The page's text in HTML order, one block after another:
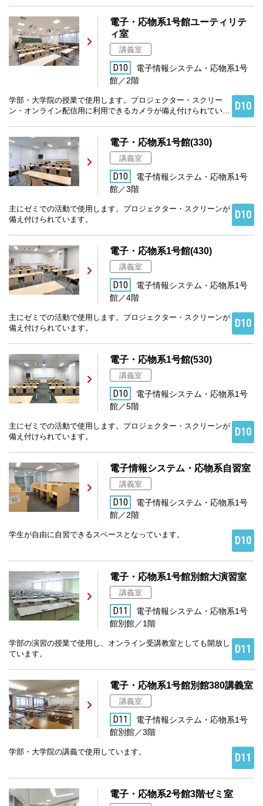
電子・応物系1号館ユーティリテ
ィ室
講義室
D10
電子情報システム・応物系1号
館／2階
学部・大学院の授業で使用します。プロジェクター・スクリー
ン・オンライン配信用に利用できるカメラが備え付けられていま
D10
電子・応物系1号館(330)
講義室
D10
電子情報システム・応物系1号
館／3階
主にゼミでの活動で使用します。プロジェクター・スクリーンが
備え付けられています。
D10
電子・応物系1号館(430)
講義室
D10
電子情報システム・応物系1号
館／4階
主にゼミでの活動で使用します。プロジェクター・スクリーンが
備え付けられています。
D10
電子・応物系1号館(530)
講義室
D10
電子情報システム・応物系1号
館／5階
主にゼミでの活動で使用します。プロジェクター・スクリーンが
備え付けられています。
D10
電子情報システム・応物系自習室
講義室
D10
電子情報システム・応物系1号
館／2階
学生が自由に自習できるスペースとなっています。 D10
電子・応物系1号館別館大演習室
講義室
D11
電子情報システム・応物系1号
館別館／1階
学部の演習の授業で使用し、オンライン受講教室としても開放し
ています。
D11
電子・応物系1号館別館380講義室
講義室
D11
電子情報システム・応物系1号
館別館／3階
学部・大学院の講義で使用しています。 D11
電子・応物系2号館3階ゼミ室